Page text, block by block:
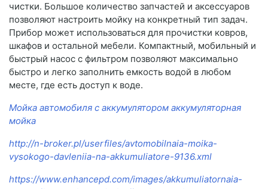
чистки. Большое количество запчастей и аксессуаров
позволяют настроить мойку на конкретный тип задач.
Прибор может использоваться для прочистки ковров,
шкафов и остальной мебели. Компактный, мобильный и
быстрый насос с фильтром позволяют максимально
быстро и легко заполнить емкость водой в любом
месте, где есть доступ к воде.
Мойка автомобиля с аккумулятором аккумуляторная
мойка
http://n-broker.pl/userfiles/avtomobilnaia-moika-
vysokogo-davleniia-na-akkumuliatore-9136.xml
https://www.enhancepd.com/images/akkumuliatornaia-